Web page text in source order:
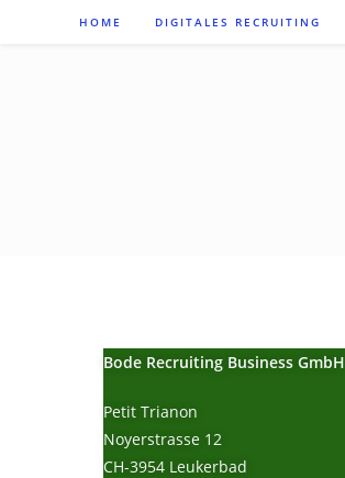
HOME DIGITALES RECRUITING
Bode Recruiting Business GmbH
Petit Trianon
Noyerstrasse 12
CH-3954 Leukerbad